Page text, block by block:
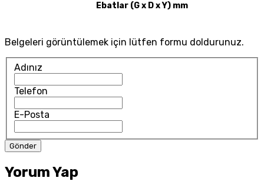
Ebatlar (G x D x Y) mm
Belgeleri görüntülemek için lütfen formu doldurunuz.
Adınız
Telefon
E-Posta
Yorum Yap